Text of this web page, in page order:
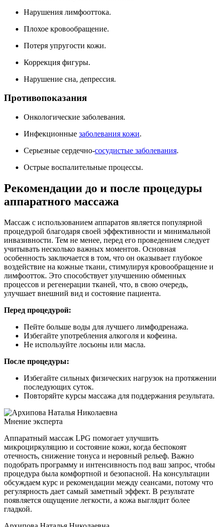
Нарушения лимфооттока.
Плохое кровообращение.
Потеря упругости кожи.
Коррекция фигуры.
Нарушение сна, депрессия.
Противопоказания
Онкологические заболевания.
Инфекционные заболевания кожи.
Серьезные сердечно-сосудистые заболевания.
Острые воспалительные процессы.
Рекомендации до и после процедуры
аппаратного массажа
Массаж с использованием аппаратов является популярной
процедурой благодаря своей эффективности и минимальной
инвазивности. Тем не менее, перед его проведением следует
учитывать несколько важных моментов. Основная
особенность заключается в том, что он оказывает глубокое
воздействие на кожные ткани, стимулируя кровообращение и
лимфоотток. Это способствует улучшению обменных
процессов и регенерации тканей, что, в свою очередь,
улучшает внешний вид и состояние пациента.
Перед процедурой:
Пейте больше воды для лучшего лимфодренажа.
Избегайте употребления алкоголя и кофеина.
Не используйте лосьоны или масла.
После процедуры:
Избегайте сильных физических нагрузок на протяжении
последующих суток.
Повторяйте курсы массажа для поддержания результата.
Мнение эксперта
Аппаратный массаж LPG помогает улучшить
микроциркуляцию и состояние кожи, когда беспокоят
отечность, снижение тонуса и неровный рельеф. Важно
подобрать программу и интенсивность под ваш запрос, чтобы
процедура была комфортной и безопасной. На консультации
обсуждаем курс и рекомендации между сеансами, потому что
регулярность дает самый заметный эффект. В результате
появляется ощущение легкости, а кожа выглядит более
гладкой.